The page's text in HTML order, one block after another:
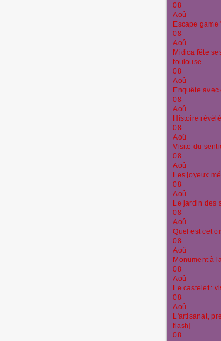
08
Aoû
Escape
08
Aoû
Midica fête
toulouse
08
Aoû
Enquête
08
Aoû
Histoire
08
Aoû
Visite du
08
Aoû
Les joyeux
08
Aoû
Le jardin des
08
Aoû
Quel est cet
08
Aoû
Monument à
08
Aoû
Le castelet :
08
Aoû
L'artisanat,
flash]
08